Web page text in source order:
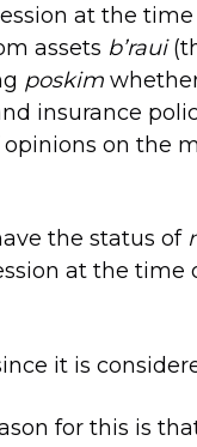
at the
assets b’raui
poskim
insurance
on the
the status of
at the
it is
for this is